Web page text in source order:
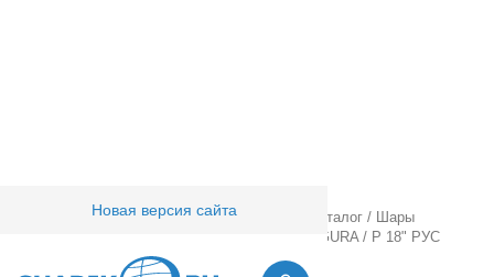
Новая версия сайта
Товары для праздника/ Оптовый каталог /
Шары
18" AGURA / Р 18" РУС
НАШЕЙ ПРИНЦЕССЕ